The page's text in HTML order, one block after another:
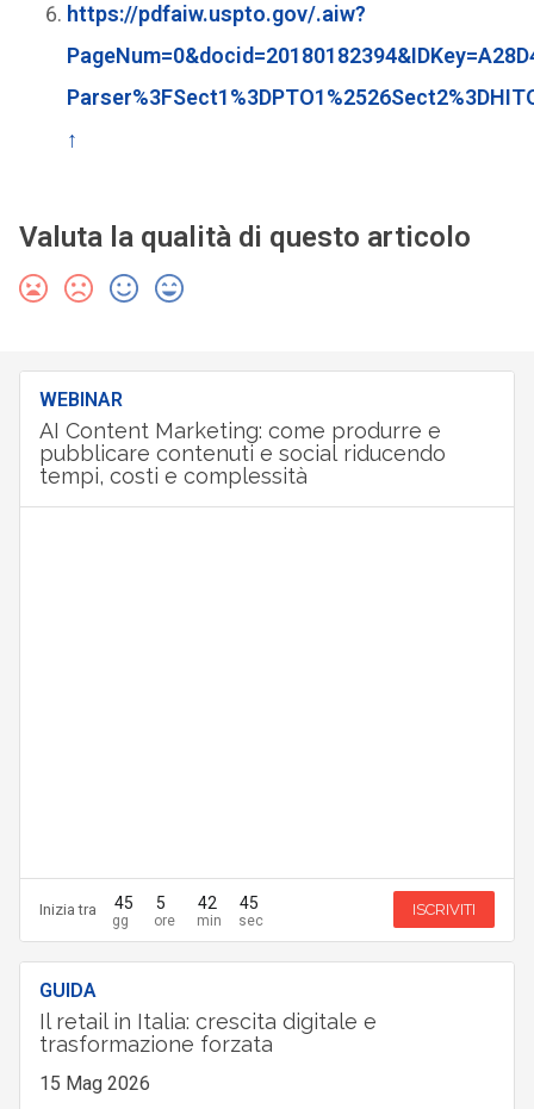
https://pdfaiw.uspto.gov/.aiw?
↑
Valuta la qualità di questo articolo
WEBINAR
AI Content Marketing: come produrre e
pubblicare contenuti e social riducendo
tempi, costi e complessità
Inizia tra 45 5 42 44 ISCRIVITI
GUIDA
Il retail in Italia: crescita digitale e
trasformazione forzata
15 Mag 2026